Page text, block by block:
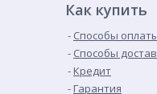
Как купить
Способы
Способы
Кредит
Гарантия